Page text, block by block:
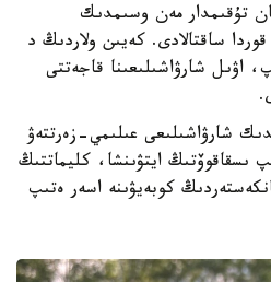
تۇقىمدار مەن وسىمدىك
ساقتالادى. كەيىن ولاردىڭ د
اۋىل شارۋاشىلىعىنا قاجەتتى
شارۋاشىلىعى عىلىمي-زەرتتەۋ
ىسقاقوۆتىڭ ايتۋىنشا، كليماتتىڭ
كوبەيۋىنە اسەر ەتىپ